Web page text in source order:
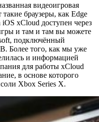
видеоигровая
браузеры, как Edge
xCloud доступен через
и там и там вы можете
подключённый
Более того, как мы уже
и информацией
для работы xCloud
в основе которого
Xbox Series X.